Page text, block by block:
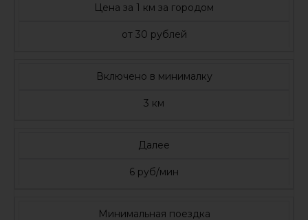
Цена за 1 км за городом
от 30 рублей
Включено в минималку
3 км
Далее
6 руб/мин
Минимальная поездка